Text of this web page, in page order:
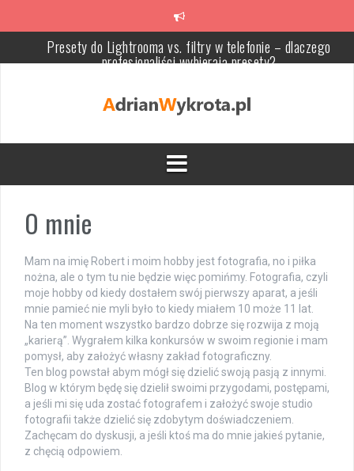
Presety do Lightrooma vs. filtry w telefonie – dlaczego
profesjonaliści wybierają presety?
Meble tapicerowane: jak wybrać idealne do swojego salonu?
Szkolenia z video marketingu – klucz do skutecznej strategii
Najlepsze gry na PlayStation 3 dla dwóch osób: Co warto
Jak leczyć zęby: od próchnicy i wypełnień po leczenie kanałowe,
O mnie
Mam na imię Robert i moim hobby jest fotografia, no i piłka
nożna, ale o tym tu nie będzie więc pomińmy. Fotografia, czyli
moje hobby od kiedy dostałem swój pierwszy aparat, a jeśli
mnie pamieć nie myli było to kiedy miałem 10 może 11 lat.
Na ten moment wszystko bardzo dobrze się rozwija z moją
„karierą”. Wygrałem kilka konkursów w swoim regionie i mam
pomysł, aby założyć własny zakład fotograficzny.
Ten blog powstał abym mógł się dzielić swoją pasją z innymi.
Blog w którym będę się dzielił swoimi przygodami, postępami,
a jeśli mi się uda zostać fotografem i założyć swoje studio
fotografii także dzielić się zdobytym doświadczeniem.
Zachęcam do dyskusji, a jeśli ktoś ma do mnie jakieś pytanie,
z chęcią odpowiem.